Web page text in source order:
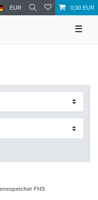
EUR 0,00 EUR
☰
FHS